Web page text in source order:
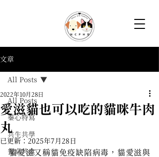
文章
All Posts
蓁心特寫
共生共學
餐桌共食
All Posts
愛滋貓也可以吃的貓咪牛肉
丸
2022年10月28日
已更新： 2025年7月28日
貓愛滋又稱貓免疫缺陷病毒，貓愛滋與